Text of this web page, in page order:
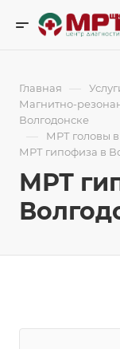
Главная —
Магнитно-
Волгодонске
— МРТ головы
МРТ гипофиза в
МРТ